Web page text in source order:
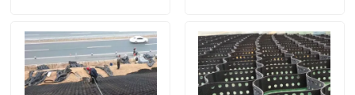
পণ্য
ভিডিও